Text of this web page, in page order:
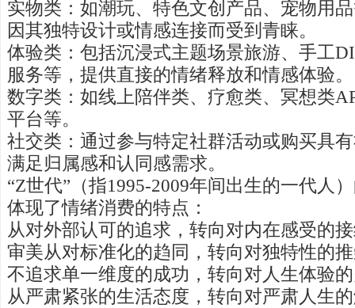
实物类：如潮玩、特色文创产品、宠物用
因其独特设计或情感连接而受到青睐。
体验类：包括沉浸式主题场景旅游、手工
服务等，提供直接的情绪释放和情感体验。
数字类：如线上陪伴类、疗愈类、冥想类
平台等。
社交类：通过参与特定社群活动或购买具
满足归属感和认同感需求。
“Z世代”（指1995-2009年间出生的一代人
体现了情绪消费的特点：
从对外部认可的追求，转向对内在感受的
审美从对标准化的趋同，转向对独特性的
不追求单一维度的成功，转向对人生体验
从严肃紧张的生活态度，转向对严肃人生